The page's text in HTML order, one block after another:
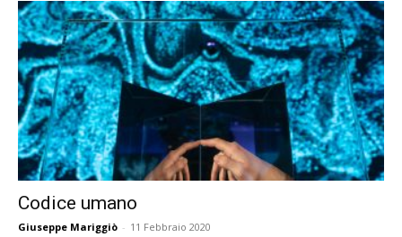
Codice umano
Giuseppe Mariggiò - 11 Febbraio 2020